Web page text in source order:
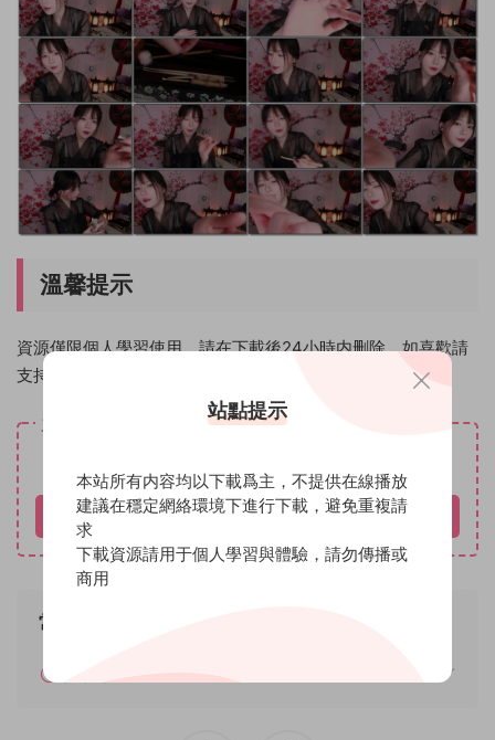
溫馨提示
資源僅限個人學習使用，請在下載後24小時内删除。如喜歡請
支持原創作者！
資源下載
立即購買
常見問題
站點提示
本站所有内容均以下載爲主，不提供在線播放
建議在穩定網絡環境下進行下載，避免重複請
求
下載資源請用于個人學習與體驗，請勿傳播或
商用